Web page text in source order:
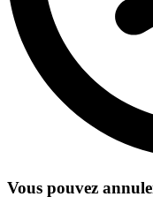
Vous pouvez